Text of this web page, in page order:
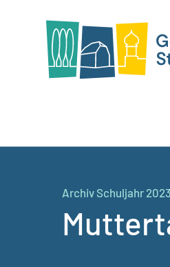
Archiv Schuljahr